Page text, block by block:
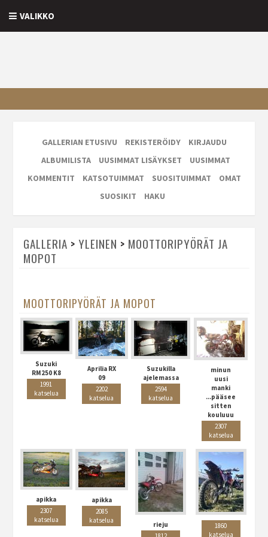
VALIKKO
GALLERIAN ETUSIVU REKISTERÖIDY
KIRJAUDU
ALBUMILISTA
UUSIMMAT LISÄYKSET
UUSIMMAT
KOMMENTIT
KATSOTUIMMAT SUOSITUIMMAT
OMAT
SUOSIKIT
HAKU
GALLERIA > YLEINEN > MOOTTORIPYÖRÄT JA
MOPOT
MOOTTORIPYÖRÄT JA MOPOT
Suzuki
RM250 K8
1991
katselua
Aprilia RX
09
2202
katselua
Suzukilla
ajelemassa
2594
katselua
minun
uusi
manki
...pääsee
sitten
kouluuu
2307
katselua
apikka
2307
katselua
apikka
2085
katselua
rieju
1860
katselua